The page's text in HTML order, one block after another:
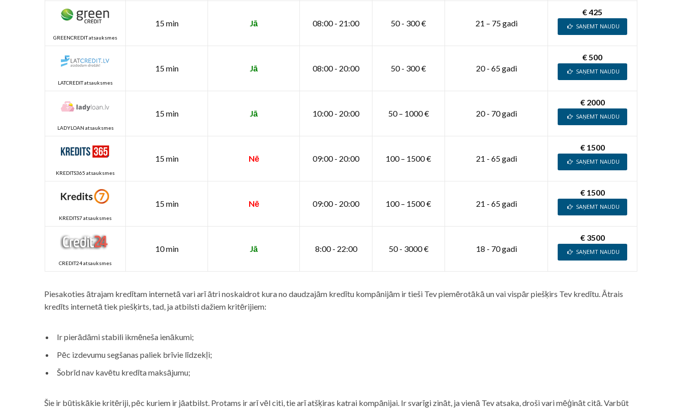
GREENCREDIT atsauksmes
15 min Jā 08:00 - 21:00 50 - 300 € 21 – 75 gadi
€ 425
SAŅEMT NAUDU
LATCREDIT atsauksmes
15 min Jā 08:00 - 20:00 50 - 300 € 20 - 65 gadi
€ 500
SAŅEMT NAUDU
LADYLOAN atsauksmes
15 min Jā 10:00 - 20:00 50 – 1000 € 20 - 70 gadi
€ 2000
SAŅEMT NAUDU
KREDITS365 atsauksmes
15 min Nē 09:00 - 20:00 100 – 1500 € 21 - 65 gadi
€ 1500
SAŅEMT NAUDU
KREDITS7 atsauksmes
15 min Nē 09:00 - 20:00 100 – 1500 € 21 - 65 gadi
€ 1500
SAŅEMT NAUDU
CREDIT24 atsauksmes
10 min Jā 8:00 - 22:00 50 - 3000 € 18 - 70 gadi
€ 3500
SAŅEMT NAUDU
Piesakoties ātrajam kredītam internetā vari arī ātri noskaidrot kura no daudzajām kredītu kompānijām ir tieši Tev piemērotākā un vai vispār piešķirs Tev kredītu. Ātrais
kredīts internetā tiek piešķirts, tad, ja atbilsti dažiem kritērijiem:
Ir pierādāmi stabili ikmēneša ienākumi;
Pēc izdevumu segšanas paliek brīvie līdzekļi;
Šobrīd nav kavētu kredīta maksājumu;
Šie ir būtiskākie kritēriji, pēc kuriem ir jāatbilst. Protams ir arī vēl citi, tie arī atšķiras katrai kompānijai. Ir svarīgi zināt, ja vienā Tev atsaka, droši vari mēģināt citā. Varbūt